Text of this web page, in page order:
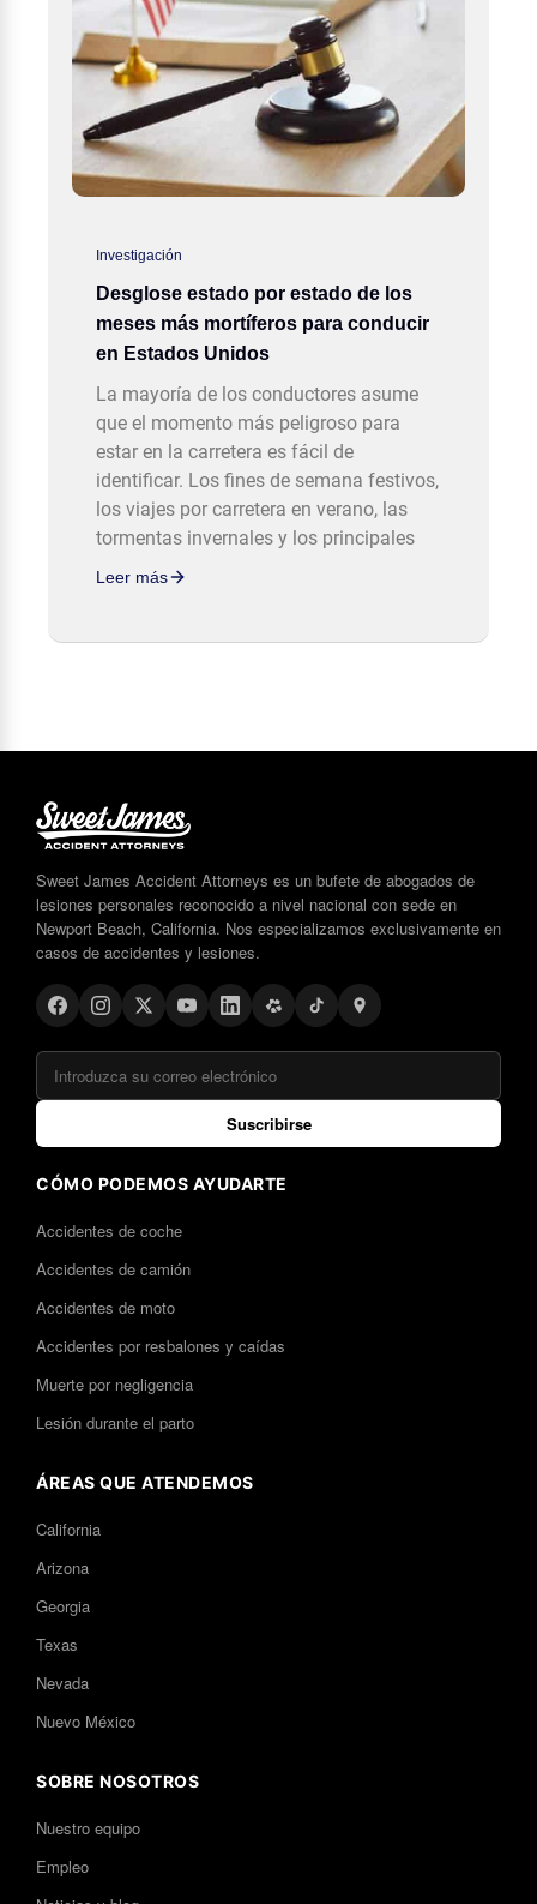
Investigación
Desglose estado por estado de los
meses más mortíferos para conducir
en Estados Unidos
La mayoría de los conductores asume
que el momento más peligroso para
estar en la carretera es fácil de
identificar. Los fines de semana festivos,
los viajes por carretera en verano, las
tormentas invernales y los principales
Leer más
Sweet James Accident Attorneys es un bufete de abogados de
lesiones personales reconocido a nivel nacional con sede en
Newport Beach, California. Nos especializamos exclusivamente en
casos de accidentes y lesiones.
Suscribirse
CÓMO PODEMOS AYUDARTE
Accidentes de coche
Accidentes de camión
Accidentes de moto
Accidentes por resbalones y caídas
Muerte por negligencia
Lesión durante el parto
ÁREAS QUE ATENDEMOS
California
Arizona
Georgia
Texas
Nevada
Nuevo México
SOBRE NOSOTROS
Nuestro equipo
Empleo